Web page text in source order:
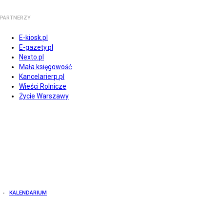
PARTNERZY
E-kiosk.pl
E-gazety.pl
Nexto.pl
Mała księgowość
Kancelarierp.pl
Wieści Rolnicze
Życie Warszawy
KALENDARIUM